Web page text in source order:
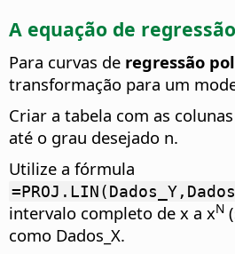
A equação de
Para curvas de regressão
transformação para um
Criar a tabela com as
até o grau desejado n.
Utilize a fórmula
intervalo completo de x a xN
como Dados_X.